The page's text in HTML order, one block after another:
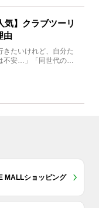
気】クラブツーリ
由
きたいけれど、自分た
不安…」「同世代の方
MALLショッピング